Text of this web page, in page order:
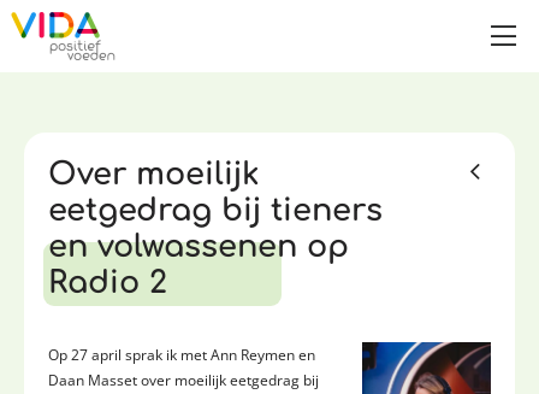
Over moeilijk
eetgedrag bij tieners
en volwassenen op
Radio 2
Op 27 april sprak ik met Ann Reymen en
Daan Masset over moeilijk eetgedrag bij